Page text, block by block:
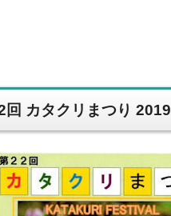
回 カタクリまつり 2019